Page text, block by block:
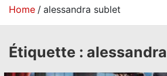
t
Home alessandra sublet
Étiquette :